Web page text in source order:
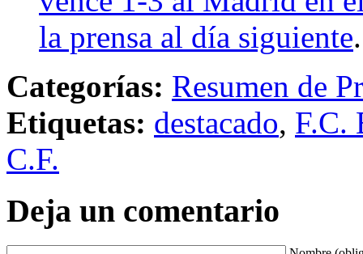
la prensa al día siguiente.
Categorías: Resumen de
Etiquetas: destacado, F.C.
C.F.
Deja un comentario